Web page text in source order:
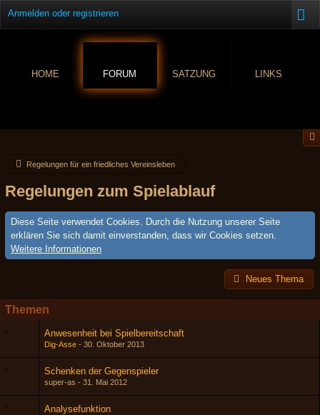
Anmelden oder registrieren
HOME FORUM SATZUNG LINKS
Regelungen für ein friedliches Vereinsleben
Regelungen zum Spielablauf
Diese Seite verwendet Cookies. Durch die Nutzung unserer Seite
erklären Sie sich damit einverstanden, dass wir Cookies setzen.
Weitere Informationen
Neues Thema
Themen
Anwesenheit bei Spielbereitschaft
Dig-Asse 30. Oktober 2013
Schenken der Gegenspieler
super-as 31. Mai 2012
Analysefunktion